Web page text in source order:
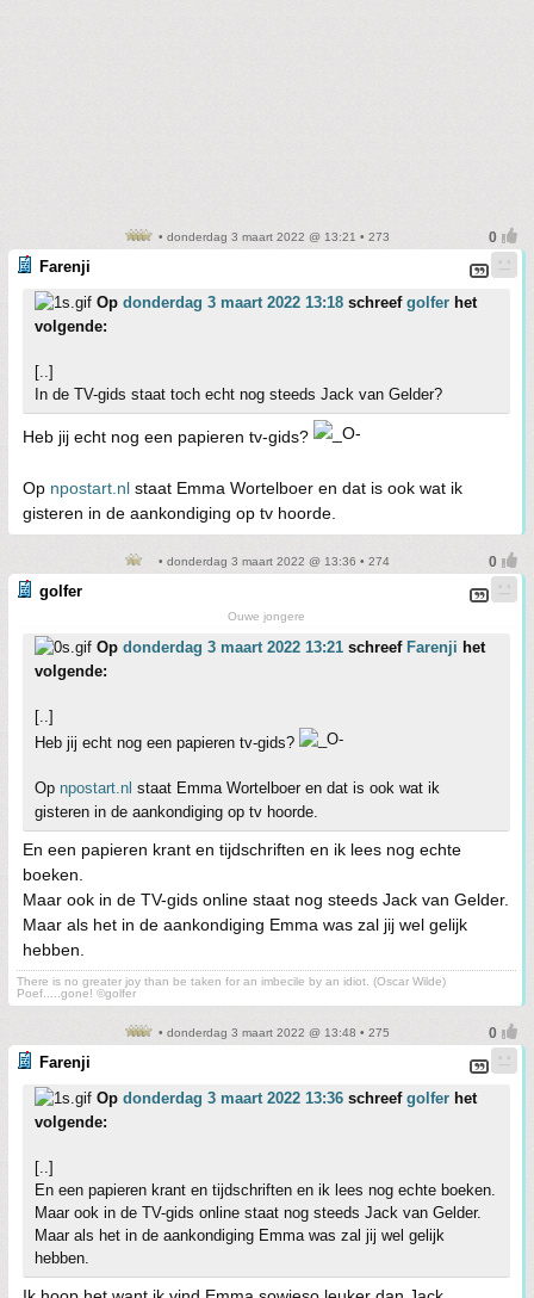
• donderdag 3 maart 2022 @ 13:21 • 273
Farenji
Op donderdag 3 maart 2022 13:18 schreef golfer het
volgende:
[..]
In de TV-gids staat toch echt nog steeds Jack van Gelder?
Heb jij echt nog een papieren tv-gids?
Op npostart.nl staat Emma Wortelboer en dat is ook wat ik
gisteren in de aankondiging op tv hoorde.
• donderdag 3 maart 2022 @ 13:36 • 274
golfer
Ouwe jongere
Op donderdag 3 maart 2022 13:21 schreef Farenji het
volgende:
[..]
Heb jij echt nog een papieren tv-gids?
Op npostart.nl staat Emma Wortelboer en dat is ook wat ik
gisteren in de aankondiging op tv hoorde.
En een papieren krant en tijdschriften en ik lees nog echte
boeken.
Maar ook in de TV-gids online staat nog steeds Jack van Gelder.
Maar als het in de aankondiging Emma was zal jij wel gelijk
hebben.
There is no greater joy than be taken for an imbecile by an idiot. (Oscar Wilde)
Poef.....gone! ©golfer
• donderdag 3 maart 2022 @ 13:48 • 275
Farenji
Op donderdag 3 maart 2022 13:36 schreef golfer het
volgende:
[..]
En een papieren krant en tijdschriften en ik lees nog echte boeken.
Maar ook in de TV-gids online staat nog steeds Jack van Gelder.
Maar als het in de aankondiging Emma was zal jij wel gelijk
hebben.